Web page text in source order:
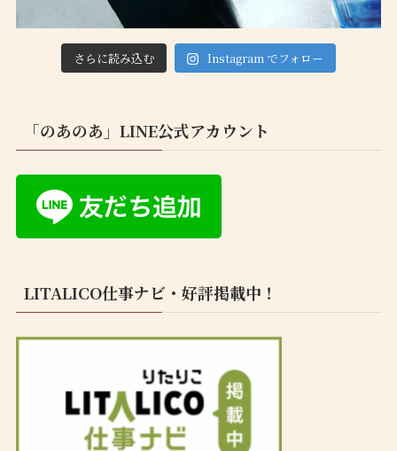
さらに読み込む Instagram でフォロー
「のあのあ」LINE公式アカウント
LITALICO仕事ナビ・好評掲載中！